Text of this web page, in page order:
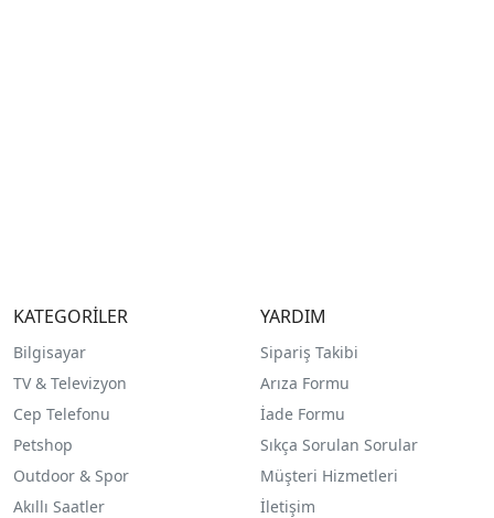
KATEGORİLER
Bilgisayar
TV & Televizyon
Cep Telefonu
Petshop
Outdoor & Spor
Akıllı Saatler
YARDIM
Sipariş Takibi
Arıza Formu
İade Formu
Sıkça Sorulan Sorular
Müşteri Hizmetleri
İletişim